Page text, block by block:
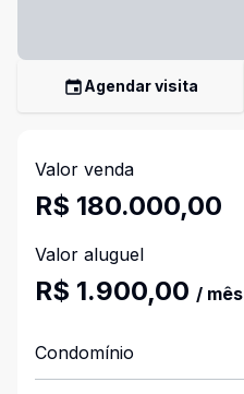
Agendar visita
Valor venda
R$ 180.000,00
Valor aluguel
R$ 1.900,00 / mês
Condomínio